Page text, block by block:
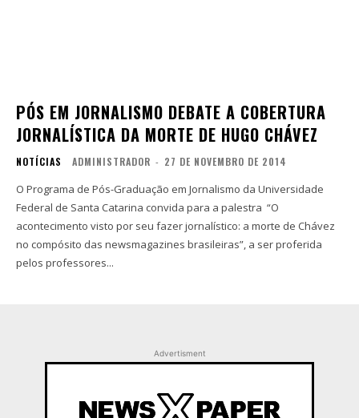
PÓS EM JORNALISMO DEBATE A COBERTURA
JORNALÍSTICA DA MORTE DE HUGO CHÁVEZ
NOTÍCIAS ADMINISTRADOR - 27 DE NOVEMBRO DE 2014
O Programa de Pós-Graduação em Jornalismo da Universidade
Federal de Santa Catarina convida para a palestra “O
acontecimento visto por seu fazer jornalístico: a morte de Chávez
no compósito das newsmagazines brasileiras”, a ser proferida
pelos professores...
Advertisment